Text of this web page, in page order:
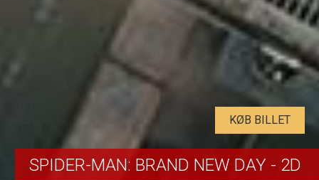
SPIDER-MAN: BRAND NEW DAY - 2D
KØB BILLET